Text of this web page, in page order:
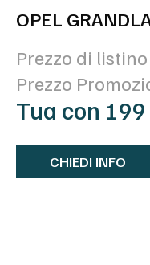
OPEL
Prezzo di
Prezzo
Tua con
CHIEDI INFO